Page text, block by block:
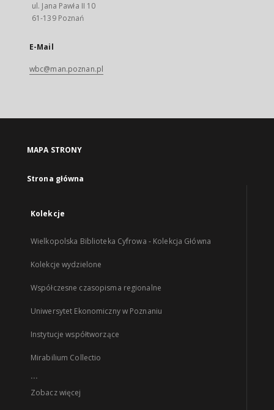
ul. Jana Pawła II 10
61-139 Poznań
E-Mail
wbc@man.poznan.pl
MAPA STRONY
Strona główna
Kolekcje
Wielkopolska Biblioteka Cyfrowa - Kolekcja Główna
Kolekcje wydzielone
Współczesne czasopisma regionalne
Uniwersytet Ekonomiczny w Poznaniu
Instytucje współtworzące
Mirabilium Collectio
...
Zobacz więcej